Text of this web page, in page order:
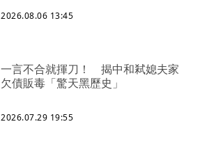
2026.08.06 13:45
一言不合就揮刀！ 揭中和弒媳夫家
欠債販毒「驚天黑歷史」
2026.07.29 19:55